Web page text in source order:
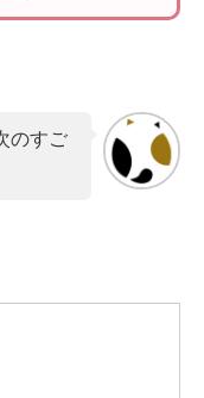
のすご